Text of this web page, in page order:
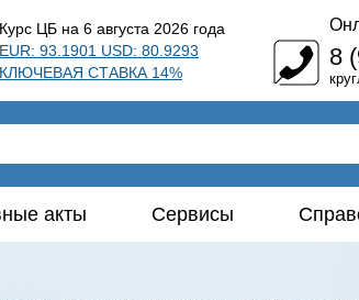
Курс ЦБ на 6 августа 2026 года
EUR: 93.1901 USD: 80.9293
КЛЮЧЕВАЯ СТАВКА 14%
8
акты Сервисы